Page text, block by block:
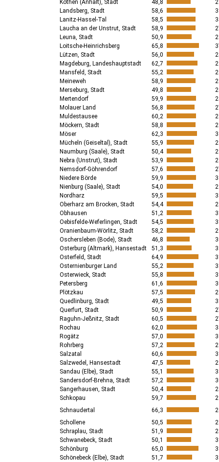
Köthen (Anhalt), Stadt 48,8
Landsberg, Stadt
58,6
Lanitz-Hassel-Tal
58,5
Laucha an der Unstrut, Stadt
58,9
Leuna, Stadt
50,9
Loitsche-Heinrichsberg
65,8
Lützen, Stadt
56,0
Magdeburg, Landeshauptstadt
62,7
Mansfeld, Stadt
55,2
Meineweh
58,9
Merseburg, Stadt
49,8
Mertendorf
59,9
Molauer Land
56,8
Muldestausee
60,2
Möckern, Stadt
58,8
Möser
62,3
Mücheln (Geiseltal), Stadt
55,9
Naumburg (Saale), Stadt
50,4
Nebra (Unstrut), Stadt
53,9
Nemsdorf-Göhrendorf
57,6
Niedere Börde
59,9
Nienburg (Saale), Stadt
54,0
Nordharz
59,5
Oberharz am Brocken, Stadt
54,4
Obhausen
51,2
Oebisfelde-Weferlingen, Stadt
54,5
Oranienbaum-Wörlitz, Stadt
58,2
Oschersleben (Bode), Stadt
46,8
Osterburg (Altmark), Hansestadt
51,3
Osterfeld, Stadt
64,9
Osternienburger Land
55,2
Osterwieck, Stadt
55,8
Petersberg
61,6
Plötzkau
57,5
Quedlinburg, Stadt
49,5
Querfurt, Stadt
50,9
Raguhn-Jeßnitz, Stadt
60,5
Rochau
62,0
Rogätz
57,0
Rohrberg
57,2
Salzatal
60,6
Salzwedel, Hansestadt
47,5
Sandau (Elbe), Stadt
55,1
Sandersdorf-Brehna, Stadt
57,2
Sangerhausen, Stadt
50,4
Schkopau
59,7
Schnaudertal
66,3
Schollene
50,5
Schraplau, Stadt
51,9
Schwanebeck, Stadt
50,1
Schönburg
65,0
Schönebeck (Elbe), Stadt
51,7